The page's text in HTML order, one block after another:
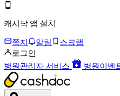
캐시닥 앱 설치
쪽지 알림
스크랩
로그인
병원관리자 서비스
병원이벤